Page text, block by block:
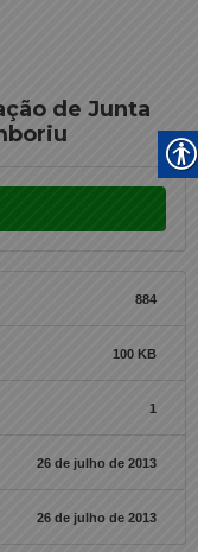
de Junta
884
100 KB
1
26 de julho de 2013
26 de julho de 2013